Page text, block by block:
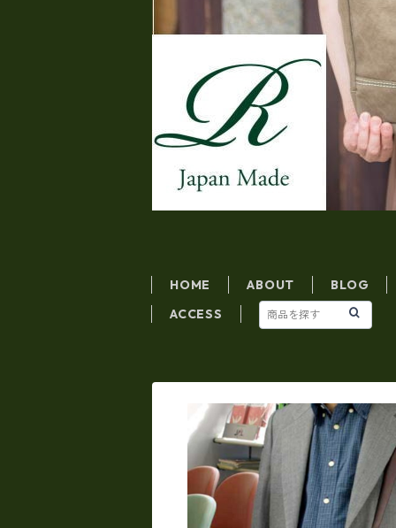
HOME ABOUT
BLOG
ACCESS